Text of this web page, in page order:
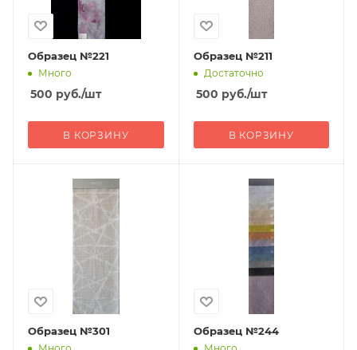
Образец №221
Много
500 руб./шт
В КОРЗИНУ
Образец №211
Достаточно
500 руб./шт
В КОРЗИНУ
Образец №301 Образец №244